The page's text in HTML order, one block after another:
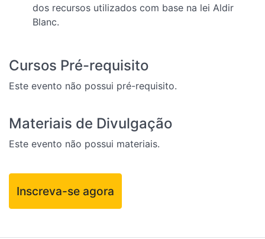
dos recursos utilizados com base na lei Aldir
Blanc.
Cursos Pré-requisito
Este evento não possui pré-requisito.
Materiais de Divulgação
Este evento não possui materiais.
Inscreva-se agora